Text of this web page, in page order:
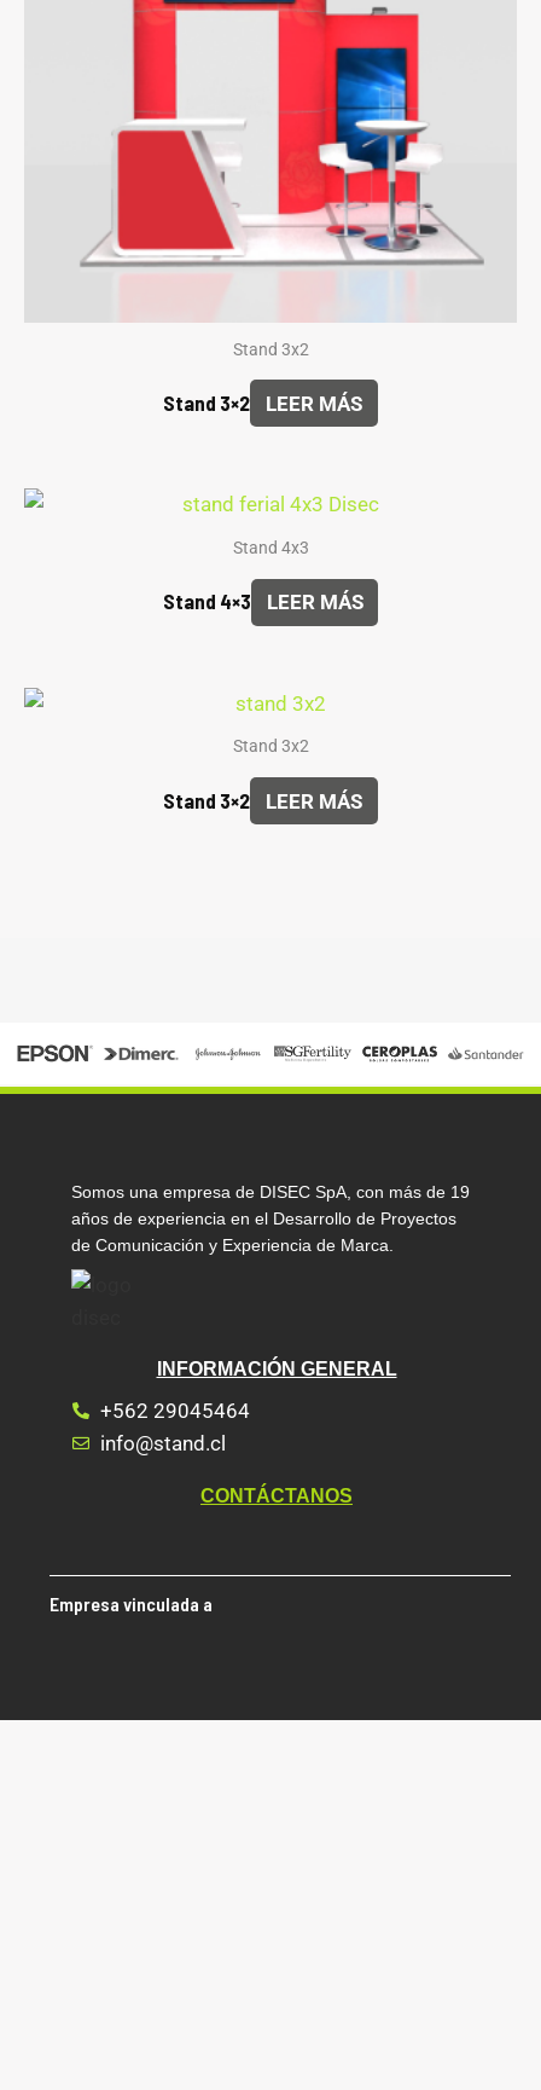
Stand 3x2
Stand 3×2 LEER MÁS
Stand 4x3
Stand 4×3 LEER MÁS
Stand 3x2
Stand 3×2 LEER MÁS
Somos una empresa de DISEC SpA, con más de 19
años de experiencia en el Desarrollo de Proyectos
de Comunicación y Experiencia de Marca.
INFORMACIÓN GENERAL
+562 29045464
info@stand.cl
CONTÁCTANOS
Empresa vinculada a